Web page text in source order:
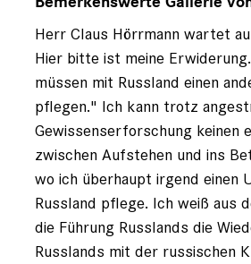
Leserbrief
Herr Claus Hörrmann wartet
Hier bitte ist meine
müssen mit Russland einen
pflegen." Ich kann trotz
Gewissenserforschung keinen
zwischen Aufstehen und ins
wo ich überhaupt irgend einen
Russland pflege. Ich weiß aus
die Führung Russlands die
Russlands mit der russischen